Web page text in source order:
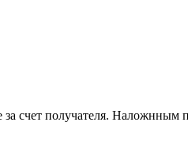
за счет получателя. Наложнным